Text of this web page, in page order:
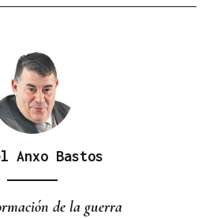
Anxo Bastos
de la guerra